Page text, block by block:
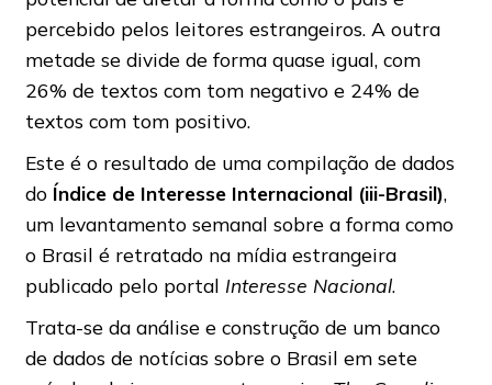
percebido pelos leitores estrangeiros. A outra
metade se divide de forma quase igual, com
26% de textos com tom negativo e 24% de
textos com tom positivo.
Este é o resultado de uma compilação de dados
doÍndice de Interesse Internacional (iii-Brasil),
um levantamento semanal sobre a forma como
o Brasil é retratado na mídia estrangeira
publicado pelo portal Interesse Nacional.
Trata-se da análise e construção de um banco
de dados de notícias sobre o Brasil em sete